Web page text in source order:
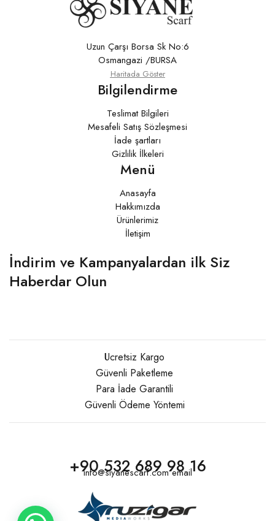
Uzun Çarşı Borsa Sk No:6
Osmangazi /BURSA
Haritada Göster
Bilgilendirme
Teslimat Bilgileri
Mesafeli Satış Sözleşmesi
İade şartları
Gizlilik İlkeleri
Menü
Anasayfa
Hakkımızda
Ürünlerimiz
İletişim
İndirim ve Kampanyalardan ilk Siz
Haberdar Olun
Ücretsiz Kargo
Güvenli Paketleme
Para İade Garantili
Güvenli Ödeme Yöntemi
+90 532 689 98 16
info@siyanescarf.com email